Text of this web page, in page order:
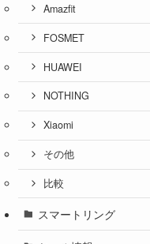
Amazfit
FOSMET
HUAWEI
NOTHING
Xiaomi
その他
比較
スマートリング